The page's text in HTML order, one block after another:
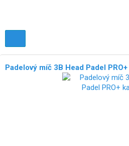
Padelový míč 3B Head Padel